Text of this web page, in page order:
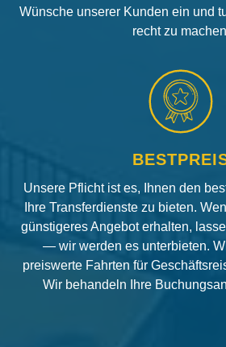
Wünsche unserer Kunden ein und
recht zu
Unsere Pflicht ist es, Ihnen den
Ihre Transferdienste zu bieten.
günstigeres Angebot erhalten,
— wir werden es unterbieten.
preiswerte Fahrten für
Wir behandeln Ihre